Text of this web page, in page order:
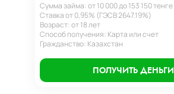
Сумма займа: от 10 000 до 153 150 тенге
Ставка от 0,95% (ГЭСВ 2647.19%)
Возраст: от 18 лет
Способ получения: Карта или счет
Гражданство: Казахстан
ПОЛУЧИТЬ ДЕНЬГИ